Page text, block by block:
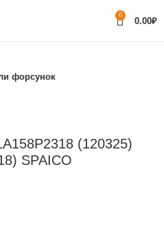
0
0.00₽
форсунок
(120325)
SPAICO